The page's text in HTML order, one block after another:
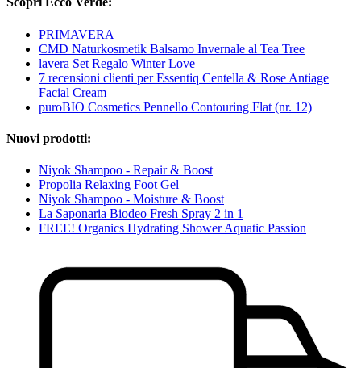
PRIMAVERA
CMD Naturkosmetik Balsamo Invernale al Tea Tree
lavera Set Regalo Winter Love
7 recensioni clienti per Essentiq Centella & Rose Antiage
Facial Cream
puroBIO Cosmetics Pennello Contouring Flat (nr. 12)
Nuovi prodotti:
Niyok Shampoo - Repair & Boost
Propolia Relaxing Foot Gel
Niyok Shampoo - Moisture & Boost
La Saponaria Biodeo Fresh Spray 2 in 1
FREE! Organics Hydrating Shower Aquatic Passion